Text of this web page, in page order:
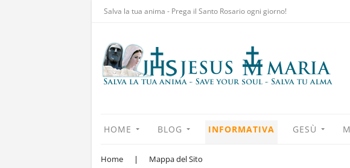
Salva la tua anima - Prega il Santo Rosario ogni giorno!
HOME BLOG INFORMATIVA GESÙ
Home | Mappa del Sito